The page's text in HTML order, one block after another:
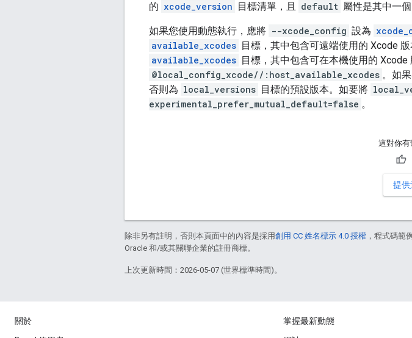
的 xcode_version 目標清單，且 default 屬性是其中一個
如果您使用動態執行，應將 --xcode_config 設為
available_xcodes 目標，其中包含可遠端使用的 Xcode
available_xcodes 目標，其中包含可在本機使用的 Xcode
@local_config_xcode//:host_available_xcodes 。如
否則為 local_versions 目標的預設版本。如要將
experimental_prefer_mutual_default=false 。
這對你有
提供
除非另有註明，否則本頁面中的內容是採用創用 CC 姓名標示 4.0 授權 ，程式碼範
Oracle 和/或其關聯企業的註冊商標。
上次更新時間：2026-05-07 (世界標準時間)。
關於
掌握最新動態